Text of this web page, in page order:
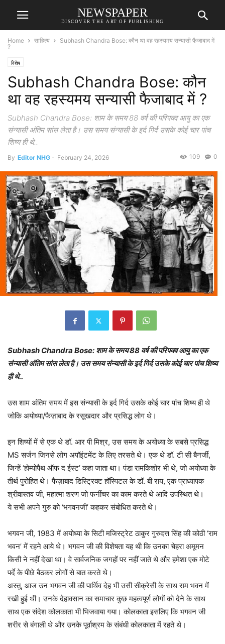
NEWSPAPER
DISCOVER THE ART OF PUBLISHING
Home साहित्य
Subhash Chandra Bose: कौन था वह रहस्यमय सन्यासी फैजाबाद में
?
विशेष
Subhash Chandra Bose: कौन
था वह रहस्यमय सन्यासी फैजाबाद में ?
Subhash Chandra Bose: शाम के समय 88 वर्ष की परिपक्व आयु का एक
संन्यासी अंतिम सांस लेता है। उस समय संन्यासी के इर्द गिर्द उसके कोई चार पांच
शिष्य ही थे..
By Editor NHG - February 24, 2026 0
109
Subhash Chandra Bose: शाम के समय 88 वर्ष की परिपक्व आयु का एक
संन्यासी अंतिम सांस लेता है। उस समय संन्यासी के इर्द गिर्द उसके कोई चार पांच शिष्य
ही थे..
उस शाम अंतिम समय में इस संन्यासी के इर्द गिर्द उसके कोई चार पांच शिष्य ही थे
जोकि अयोध्या/फैज़ाबाद के रसूखदार और प्रसिद्ध लोग थे।
इन शिष्यों में से एक थे डॉ. आर पी मिश्र, उस समय के अयोध्या के सबसे प्रसिद्ध
MS सर्जन जिनसे लोग अपॉइंटमेंट के लिए तरसते थे। एक थे डॉ. टी सी बैनर्जी,
जिन्हें ‘होम्योपैथ ऑफ द ईस्ट’ कहा जाता था। पंडा रामकिशोर भी थे, जो अयोध्या के
तीर्थ पुरोहित थे। फैज़ाबाद डिस्ट्रिक्ट हॉस्पिटल के डॉ. बी राय, एक प्राध्यापक
श्रीवास्तव जी, महात्मा शरण जो फर्नीचर का काम करते थे आदि उपस्थित थे।
ये सभी अपने गुरु को ‘भगवनजी’ कहकर संबोधित करते थे।
भगवन जी, 1983 में अयोध्या के सिटी मजिस्ट्रेट ठाकुर गुरुदत्त सिंह की कोठी ‘राम
भवन’ में रहने आये थे। भगवन जी की विशेषता यह थी कि उनका चेहरा अमूमन
किसी ने नहीं देखा था। वे सार्वजनिक जगहों पर नहीं जाते थे और हमेशा एक मोटे
पर्दे के पीछे बैठकर लोगों से बात करते थे।
अस्तु, आज उन भगवन जी की पार्थिव देह भी उसी सीक्रेसी के साथ राम भवन में
रखी हुई थी। उनके देहावसान का समाचार कुछ महत्वपूर्ण लोगों को देने के साथ
साथ एक संदेश कोलकाता भी भिजवाया गया। कोलकाता इसलिए कि भगवन जी
शरीर से बंगाली थे और उनके पूर्वाश्रम के संबंधी कोलकाता में रहते थे।